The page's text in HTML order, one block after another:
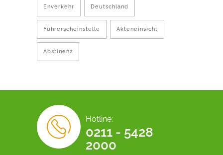
Enverkehr Deutschland
Führerscheinstelle Akteneinsicht
Abstinenz
Hotline:
0211 - 5428
2000